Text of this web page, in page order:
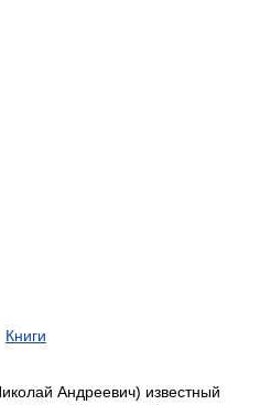
Книги
Андреевич) известный